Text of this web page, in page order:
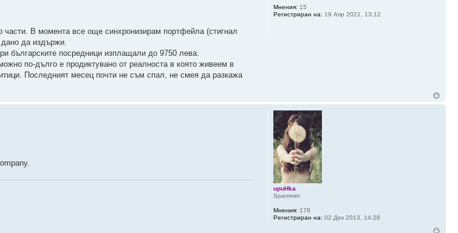
В момента все още синхронизирам портфейла (стигнал
да издържи.
българските посредници изплащали до 9750 лева.
по-дълго е продиктувано от реалноста в която живеем в
Последният месец почти не съм спал, не смея да разкажа
Мнения: 15
Регистриран на: 19 Апр 2021, 13:12
upuHka
Spammer
Мнения: 178
Регистриран на: 02 Дек 2013, 14:28